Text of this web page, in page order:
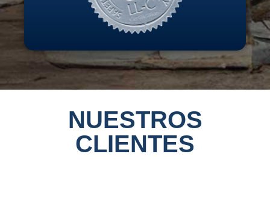
NUESTROS
CLIENTES